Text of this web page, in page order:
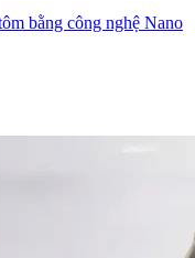
bằng công nghệ Nano